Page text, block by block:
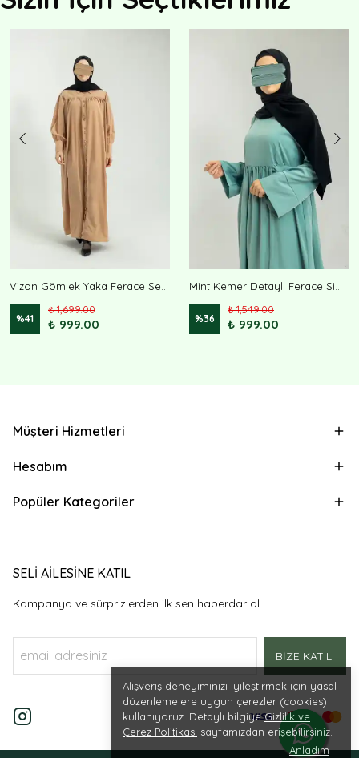
Alışveriş deneyiminizi iyileştirmek için yasal
düzenlemelere uygun çerezler (cookies)
kullanıyoruz. Detaylı bilgiyeGizlilik ve
Çerez Politikası sayfamızdan erişebilirsiniz.
Anladım
Vizon Gömlek Yaka Ferace Sena
%41
₺ 1,699.00
₺ 999.00
Mint Kemer Detaylı Ferace Sima
%36
₺ 1,549.00
₺ 999.00
Müşteri Hizmetleri
Hesabım
Popüler Kategoriler
SELİ AİLESİNE KATIL
Kampanya ve sürprizlerden ilk sen haberdar ol
BİZE KATIL!